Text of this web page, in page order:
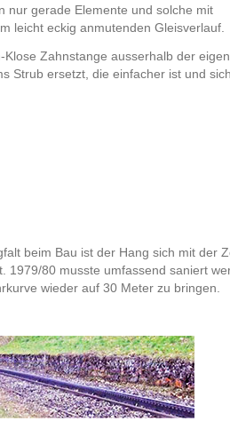
nur gerade Elemente und solche mit
leicht eckig anmutenden Gleisverlauf.
Zahnstange ausserhalb der
Strub ersetzt, die einfacher ist und
beim Bau ist der Hang sich mit der
1979/80 musste umfassend saniert
wieder auf 30 Meter zu bringen.